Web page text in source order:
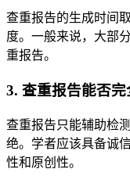
查重报告的生成时间
度。一般来说，大部
重报告。
3. 查重报告能否完
查重报告只能辅助检
绝。学者应该具备诚
性和原创性。